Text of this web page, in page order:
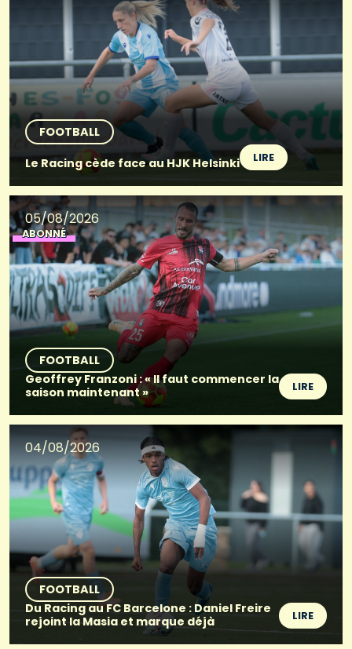
FOOTBALL
Le Racing cède face au HJK Helsinki
LIRE
05/08/2026
ABONNÉ
FOOTBALL
Geoffrey Franzoni : « Il faut commencer la
saison maintenant »
LIRE
04/08/2026
FOOTBALL
Du Racing au FC Barcelone : Daniel Freire
rejoint la Masia et marque déjà
LIRE